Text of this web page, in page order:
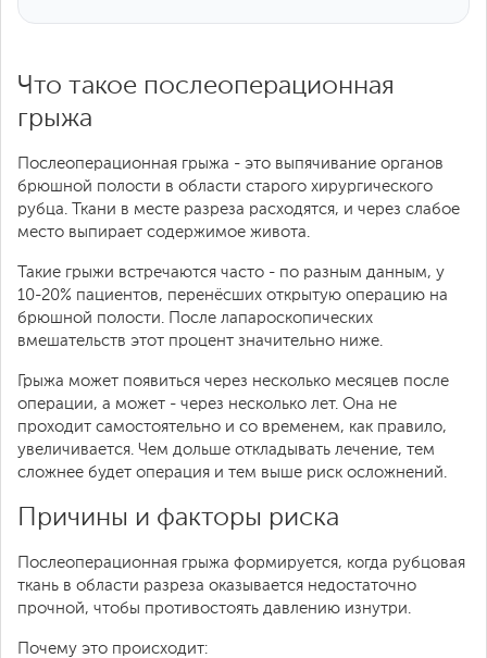
Что такое послеоперационная
грыжа
Послеоперационная грыжа - это выпячивание органов
брюшной полости в области старого хирургического
рубца. Ткани в месте разреза расходятся, и через слабое
место выпирает содержимое живота.
Такие грыжи встречаются часто - по разным данным, у
10-20% пациентов, перенёсших открытую операцию на
брюшной полости. После лапароскопических
вмешательств этот процент значительно ниже.
Грыжа может появиться через несколько месяцев после
операции, а может - через несколько лет. Она не
проходит самостоятельно и со временем, как правило,
увеличивается. Чем дольше откладывать лечение, тем
сложнее будет операция и тем выше риск осложнений.
Причины и факторы риска
Послеоперационная грыжа формируется, когда рубцовая
ткань в области разреза оказывается недостаточно
прочной, чтобы противостоять давлению изнутри.
Почему это происходит: